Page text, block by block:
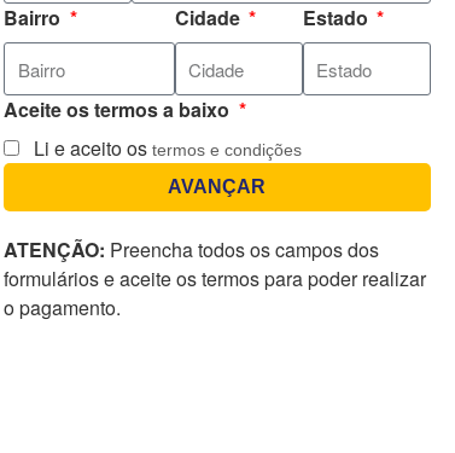
Bairro Cidade Estado
Aceite os termos a baixo
Li e aceito ostermos e condições
AVANÇAR
ATENÇÃO: Preencha todos os campos dos
formulários e aceite os termos para poder realizar
o pagamento.